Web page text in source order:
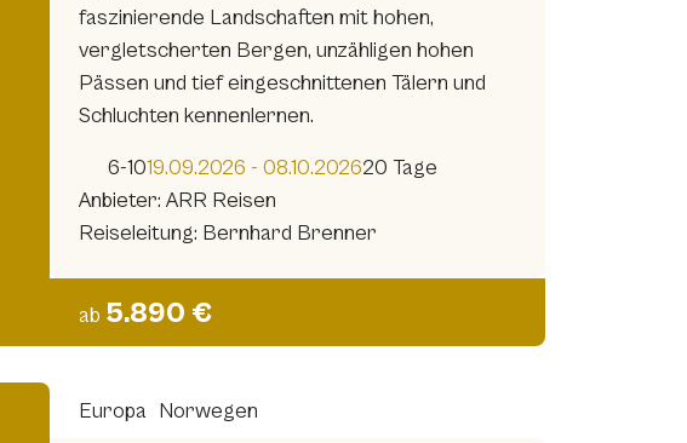
faszinierende Landschaften mit hohen,
vergletscherten Bergen, unzähligen hohen
Pässen und tief eingeschnittenen Tälern und
Schluchten kennenlernen.
6-1019.09.2026 - 08.10.202620 Tage
Anbieter: ARR Reisen
Reiseleitung: Bernhard Brenner
ab 5.890 €
Europa Norwegen